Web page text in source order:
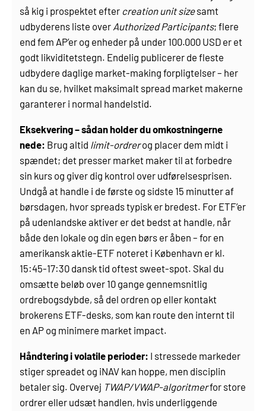
så kig i prospektet efter creation unit sizesamt
udbyderens liste over Authorized Participants; flere
end fem AP’er og enheder på under 100.000 USD er et
godt likviditetstegn. Endelig publicerer de fleste
udbydere daglige market-making forpligtelser – her
kan du se, hvilket maksimalt spread market makerne
garanterer i normal handelstid.
Eksekvering – sådan holder du omkostningerne
nede: Brug altid limit-ordrerog placer dem midt i
spændet; det presser market maker til at forbedre
sin kurs og giver dig kontrol over udførelsesprisen.
Undgå at handle i de første og sidste 15 minutter af
børsdagen, hvor spreads typisk er bredest. For ETF’er
på udenlandske aktiver er det bedst at handle, når
både den lokale og din egen børs er åben – for en
amerikansk aktie-ETF noteret i København er kl.
15:45-17:30 dansk tid oftest sweet-spot. Skal du
omsætte beløb over 10 gange gennemsnitlig
ordrebogsdybde, så del ordren op eller kontakt
brokerens ETF-desks, som kan route den internt til
en AP og minimere market impact.
Håndtering i volatile perioder: I stressede markeder
stiger spreadet og iNAV kan hoppe, men disciplin
betaler sig. Overvej TWAP/VWAP-algoritmerfor store
ordrer eller udsæt handlen, hvis underliggende